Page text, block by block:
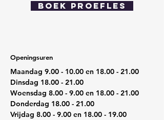
boek proefles
Openingsuren
Maandag 9.00 - 10.00 en 18.00 - 21.00
Dinsdag 18.00 - 21.00
Woensdag 8.00 - 9.00 en 18.00 - 21.00
Donderdag 18.00 - 21.00
Vrijdag 8.00 - 9.00 en 18.00 - 19.00